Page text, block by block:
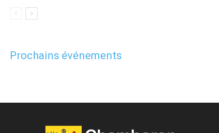
Prochains événements